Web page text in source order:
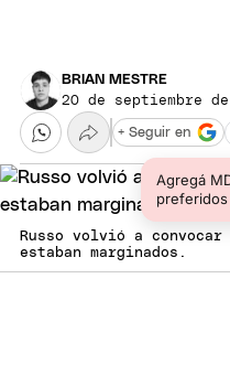
BRIAN MESTRE
20 de septiembre
Agregá
+ Seguir en
Russo volvió a convocar
estaban marginados.